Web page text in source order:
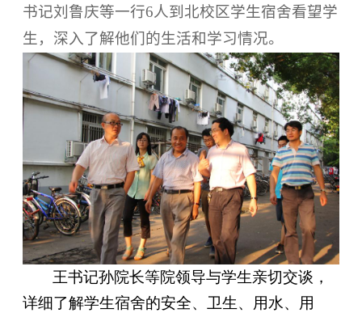
书记刘鲁庆等一行6人到北校区学生宿舍看望学
生，深入了解他们的生活和学习情况。
王书记孙院长等院领导与学生亲切交谈，
详细了解学生宿舍的安全、卫生、用水、用